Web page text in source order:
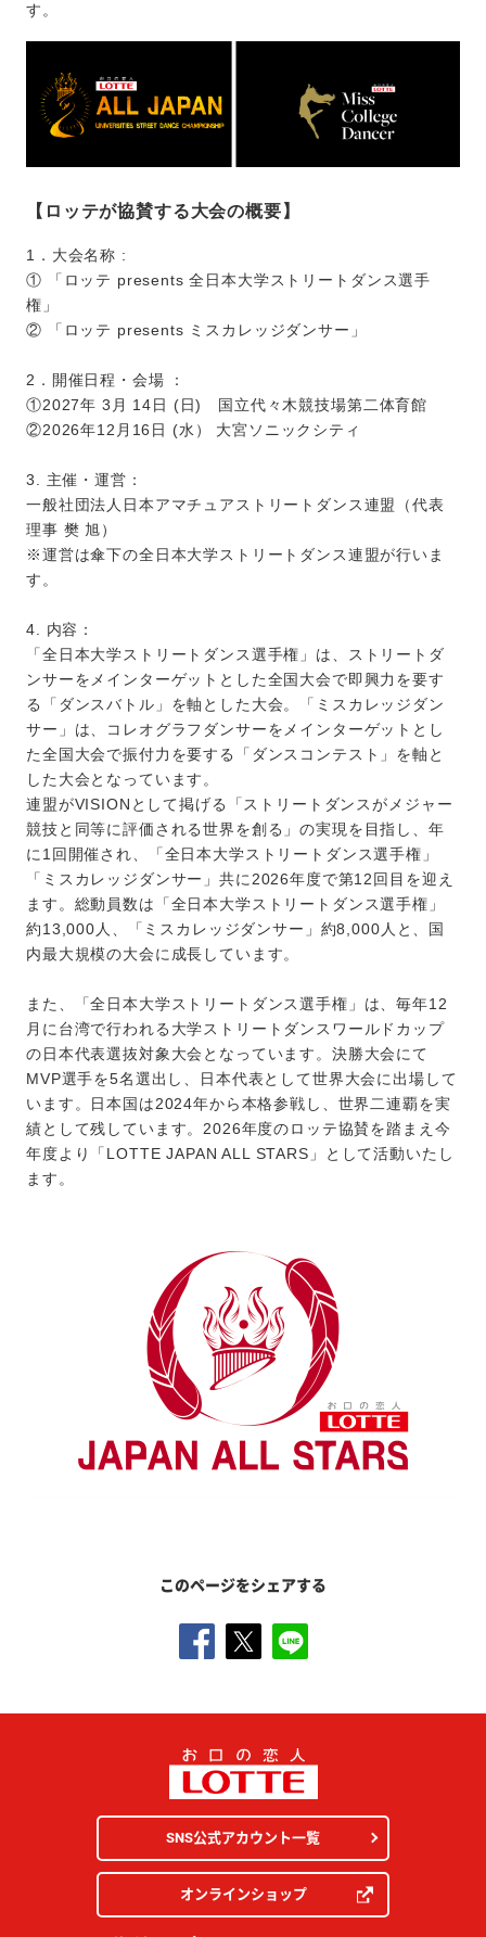
す。
【ロッテが協賛する大会の概要】
1．大会名称 :
① 「ロッテ presents 全日本大学ストリートダンス選手
権」
② 「ロッテ presents ミスカレッジダンサー」
2．開催日程・会場 ：
①2027年 3月 14日 (日) 国立代々木競技場第二体育館
②2026年12月16日 (水） 大宮ソニックシティ
3. 主催・運営：
一般社団法人日本アマチュアストリートダンス連盟（代表
理事 樊 旭）
※運営は傘下の全日本大学ストリートダンス連盟が行いま
す。
4. 内容：
「全日本大学ストリートダンス選手権」は、ストリートダ
ンサーをメインターゲットとした全国大会で即興力を要す
る「ダンスバトル」を軸とした大会。「ミスカレッジダン
サー」は、コレオグラフダンサーをメインターゲットとし
た全国大会で振付力を要する「ダンスコンテスト」を軸と
した大会となっています。
連盟がVISIONとして掲げる「ストリートダンスがメジャー
競技と同等に評価される世界を創る」の実現を目指し、年
に1回開催され、「全日本大学ストリートダンス選手権」
「ミスカレッジダンサー」共に2026年度で第12回目を迎え
ます。総動員数は「全日本大学ストリートダンス選手権」
約13,000人、「ミスカレッジダンサー」約8,000人と、国
内最大規模の大会に成長しています。
また、「全日本大学ストリートダンス選手権」は、毎年12
月に台湾で行われる大学ストリートダンスワールドカップ
の日本代表選抜対象大会となっています。決勝大会にて
MVP選手を5名選出し、日本代表として世界大会に出場して
います。日本国は2024年から本格参戦し、世界二連覇を実
績として残しています。2026年度のロッテ協賛を踏まえ今
年度より「LOTTE JAPAN ALL STARS」として活動いたし
ます。
このページをシェアする
SNS公式アカウント一覧
オンラインショップ